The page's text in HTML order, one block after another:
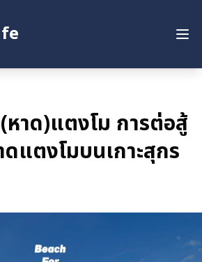
ะเล
ำแพงกันคลื่น
หาด)แตงโม การต่อสู้
แตงโมบนเกาะสุกร